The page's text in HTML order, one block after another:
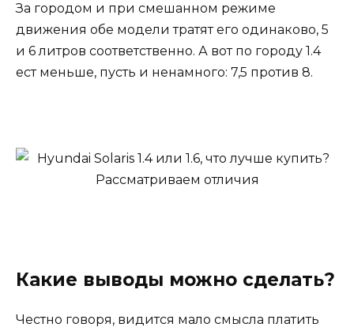
За городом и при смешанном режиме
движения обе модели тратят его одинаково, 5
и 6 литров соответственно. А вот по городу 1.4
ест меньше, пусть и ненамного: 7,5 против 8.
Какие выводы можно сделать?
Честно говоря, видится мало смысла платить